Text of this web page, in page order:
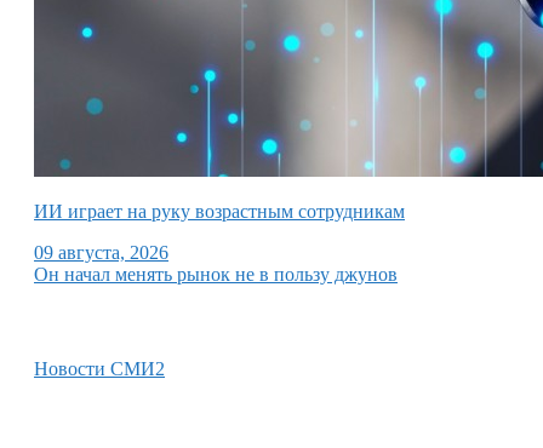
ИИ играет на руку возрастным сотрудникам
09 августа, 2026
Он начал менять рынок не в пользу джунов
Новости СМИ2